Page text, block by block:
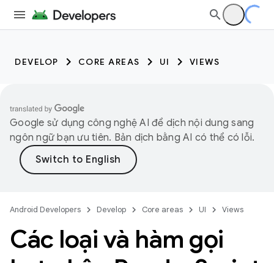
DEVELOP CORE AREAS UI VIEWS
Google sử dụng công nghệ AI để dịch nội dung sang
ngôn ngữ bạn ưu tiên. Bản dịch bằng AI có thể có lỗi.
Android Developers Develop Core areas UI Views
Các loại và hàm gọi